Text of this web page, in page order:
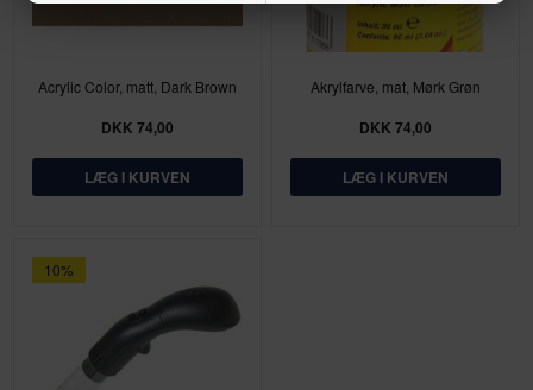
Acrylic Color, matt, Dark Brown
DKK 74,00
Akrylfarve, mat, Mørk Grøn
DKK 74,00
10%